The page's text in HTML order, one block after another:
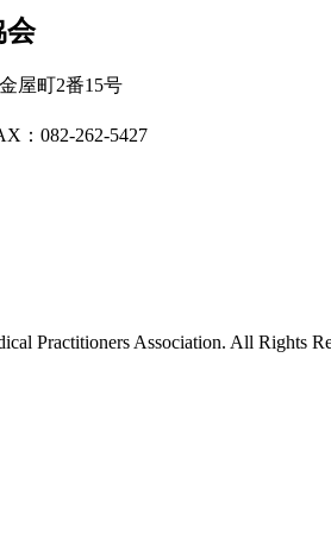
会
屋町2番15号
：082-262-5427
Practitioners Association. All Rights